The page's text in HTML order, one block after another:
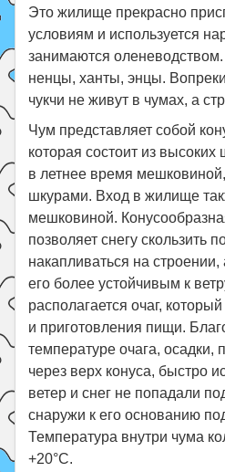
Это жилище прекрасно
условиям и используется
занимаются
ненцы, ханты, энцы.
чукчи не живут в чумах, а
Чум представляет собой
которая состоит из
в летнее время
шкурами. Вход в жилище
мешковиной.
позволяет снегу скользить
накапливаться на строении,
его более устойчивым к
располагается очаг,
и приготовления пищи.
температуре очага,
через верх конуса, быстро
ветер и снег не попадали
снаружи к его основанию
Температура внутри чума
+20°С.